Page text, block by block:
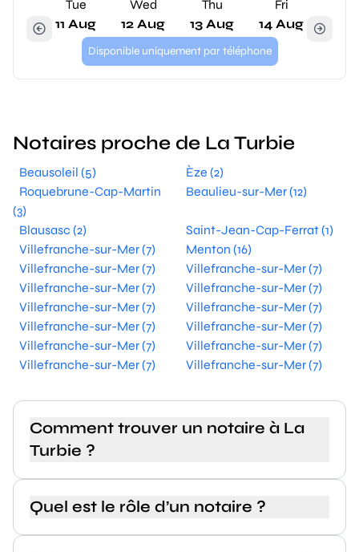
Tue
11 Aug
Wed
12 Aug
Thu
13 Aug
Fri
14 Aug
Disponible uniquement par téléphone
Notaires proche de La Turbie
Beausoleil (5)
Èze (2)
Roquebrune-Cap-Martin
(3)
Beaulieu-sur-Mer (12)
Blausasc (2)
Saint-Jean-Cap-Ferrat (1)
Villefranche-sur-Mer (7)
Menton (16)
Villefranche-sur-Mer (7)
Villefranche-sur-Mer (7)
Villefranche-sur-Mer (7)
Villefranche-sur-Mer (7)
Villefranche-sur-Mer (7)
Villefranche-sur-Mer (7)
Villefranche-sur-Mer (7)
Villefranche-sur-Mer (7)
Villefranche-sur-Mer (7)
Villefranche-sur-Mer (7)
Villefranche-sur-Mer (7)
Villefranche-sur-Mer (7)
Comment trouver un notaire à La
Turbie ?
Quel est le rôle d’un notaire ?